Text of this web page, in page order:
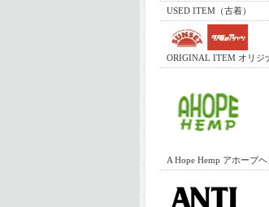
USED ITEM（古着）
ORIGINAL ITEM オリジ
A Hope Hemp アホープ